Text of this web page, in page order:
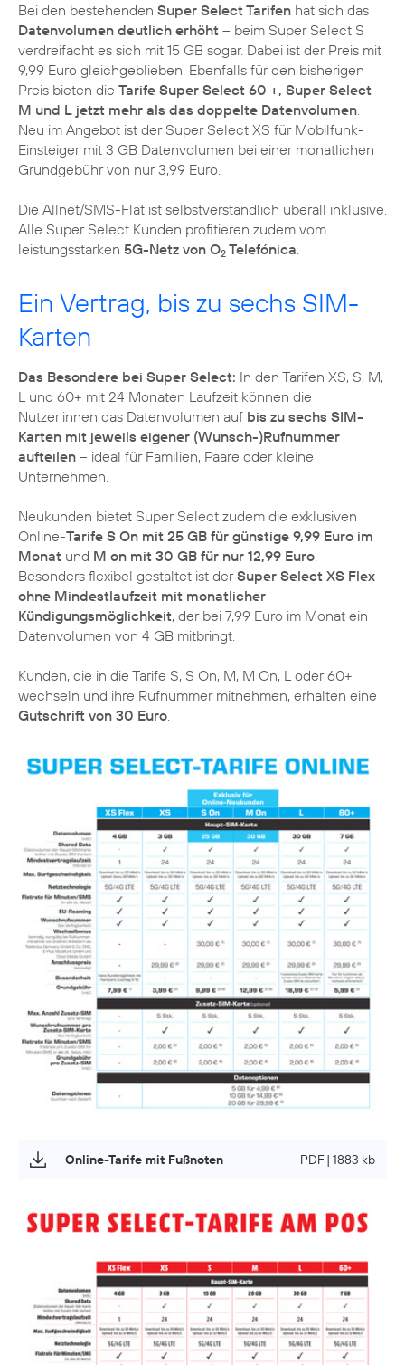
Bei den bestehenden Super Select Tarifen hat sich das
Datenvolumen deutlich erhöht – beim Super Select S
verdreifacht es sich mit 15 GB sogar. Dabei ist der Preis mit
9,99 Euro gleichgeblieben. Ebenfalls für den bisherigen
Preis bieten die Tarife Super Select 60 +, Super Select
M und L jetzt mehr als das doppelte Datenvolumen.
Neu im Angebot ist der Super Select XS für Mobilfunk-
Einsteiger mit 3 GB Datenvolumen bei einer monatlichen
Grundgebühr von nur 3,99 Euro.
Die Allnet/SMS-Flat ist selbstverständlich überall inklusive.
Alle Super Select Kunden profitieren zudem vom
leistungsstarken 5G-Netz von O2 Telefónica.
Ein Vertrag, bis zu sechs SIM-
Karten
Das Besondere bei Super Select: In den Tarifen XS, S, M,
L und 60+ mit 24 Monaten Laufzeit können die
Nutzer:innen das Datenvolumen auf bis zu sechs SIM-
Karten mit jeweils eigener (Wunsch-)Rufnummer
aufteilen – ideal für Familien, Paare oder kleine
Unternehmen.
Neukunden bietet Super Select zudem die exklusiven
Online-Tarife S On mit 25 GB für günstige 9,99 Euro im
Monat und M on mit 30 GB für nur 12,99 Euro.
Besonders flexibel gestaltet ist derSuper Select XS Flex
ohne Mindestlaufzeit mit monatlicher
Kündigungsmöglichkeit, der bei 7,99 Euro im Monat ein
Datenvolumen von 4 GB mitbringt.
Kunden, die in die Tarife S, S On, M, M On, L oder 60+
wechseln und ihre Rufnummer mitnehmen, erhalten eine
Gutschrift von 30 Euro.
Online-Tarife mit Fußnoten PDF | 1883 kb